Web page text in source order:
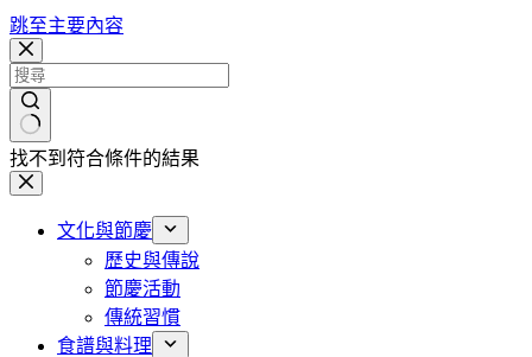
跳至主要內容
找不到符合條件的結果
文化與節慶
歷史與傳說
節慶活動
傳統習慣
食譜與料理